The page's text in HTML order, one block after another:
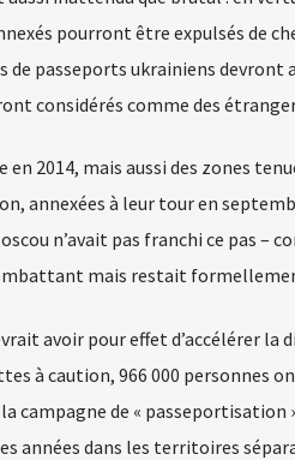
pourront être expulsés de
passeports ukrainiens devront
considérés comme des
2014, mais aussi des zones
annexées à leur tour en
n’avait pas franchi ce pas –
mais restait
avoir pour effet d’accélérer la
à caution, 966 000 personnes
campagne de « passeportisation
années dans les territoires